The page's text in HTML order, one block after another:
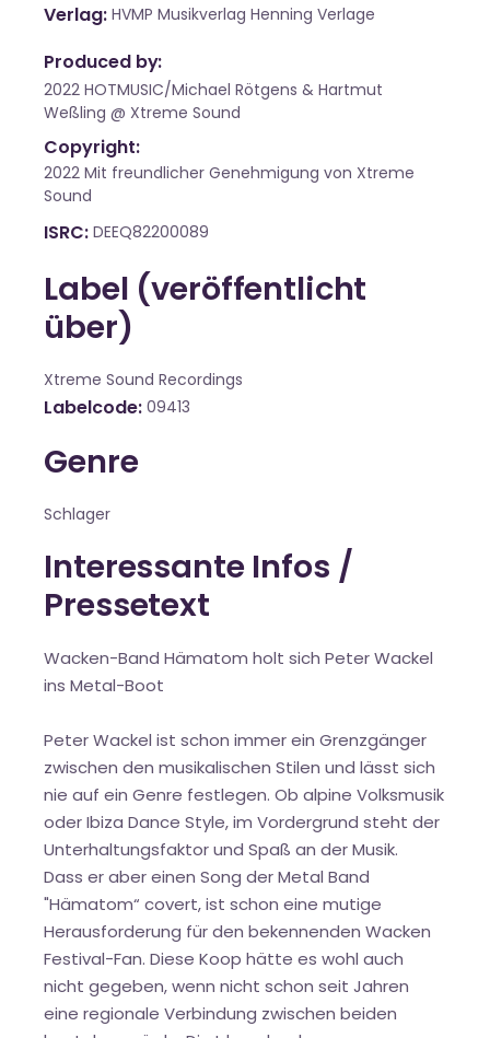
Verlag HVMP Musikverlag Henning Verlage
Produced by:
2022 HOTMUSIC/Michael Rötgens & Hartmut
Weßling @ Xtreme Sound
Copyright:
2022 Mit freundlicher Genehmigung von Xtreme
Sound
ISRC DEEQ82200089
Label (veröffentlicht
über)
Xtreme Sound Recordings
Labelcode 09413
Genre
Schlager
Interessante Infos /
Pressetext
Wacken-Band Hämatom holt sich Peter Wackel
ins Metal-Boot
Peter Wackel ist schon immer ein Grenzgänger
zwischen den musikalischen Stilen und lässt sich
nie auf ein Genre festlegen. Ob alpine Volksmusik
oder Ibiza Dance Style, im Vordergrund steht der
Unterhaltungsfaktor und Spaß an der Musik.
Dass er aber einen Song der Metal Band
"Hämatom“ covert, ist schon eine mutige
Herausforderung für den bekennenden Wacken
Festival-Fan. Diese Koop hätte es wohl auch
nicht gegeben, wenn nicht schon seit Jahren
eine regionale Verbindung zwischen beiden